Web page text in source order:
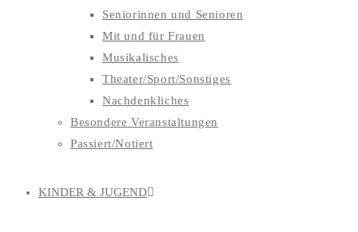
Seniorinnen und Senioren
Mit und für Frauen
Musikalisches
Theater/Sport/Sonstiges
Nachdenkliches
Besondere Veranstaltungen
Passiert/Notiert
KINDER & JUGEND